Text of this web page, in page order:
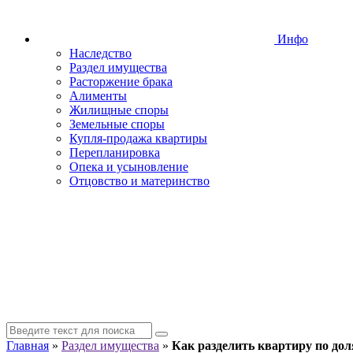
Инфо
Наследство
Раздел имущества
Расторжение брака
Алименты
Жилищные споры
Земельные споры
Купля-продажа квартиры
Перепланировка
Опека и усыновление
Отцовство и материнство
Главная » Раздел имущества » Как разделить квартиру по